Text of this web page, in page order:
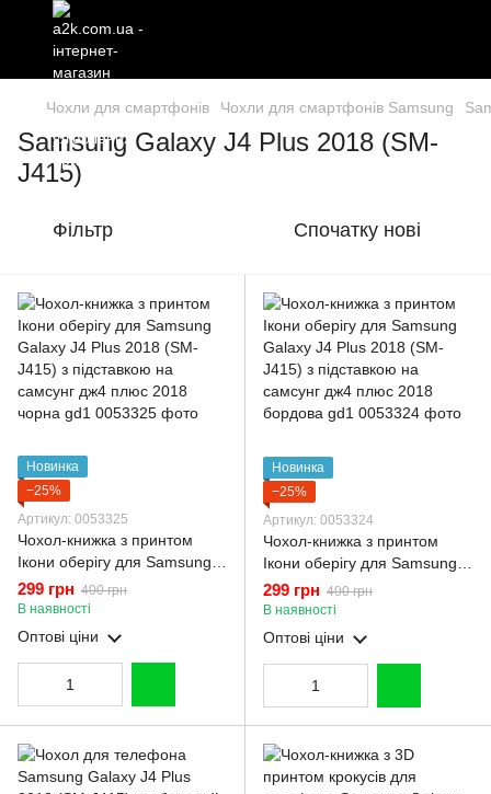
Чохли для смартфонів Чохли для смартфонів Samsung
Samsung Galaxy J4 Plus 2018 (SM-
J415)
Фільтр Спочатку нові
Новинка
−25%
Артикул: 0053325
Чохол-книжка з принтом
Ікони оберігу для Samsung
Galaxy J4 Plus 2018 (SM-
J415) з підставкою на
самсунг дж4 плюс 2018
чорна gd1
299 грн 400 грн
В наявності
Оптові ціни
Новинка
−25%
Артикул: 0053324
Чохол-книжка з принтом
Ікони оберігу для Samsung
Galaxy J4 Plus 2018 (SM-
J415) з підставкою на
самсунг дж4 плюс 2018
бордова gd1
299 грн 400 грн
В наявності
Оптові ціни